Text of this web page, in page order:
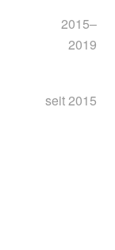
2015–
2019
seit 2015